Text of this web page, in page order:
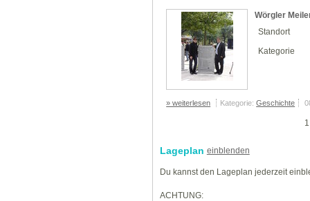
Wörgler
Standort
Kategorie
» weiterlesen Kategorie:Geschichte
1
Lageplan einblenden
Du kannst den Lageplan jederzeit
ACHTUNG: